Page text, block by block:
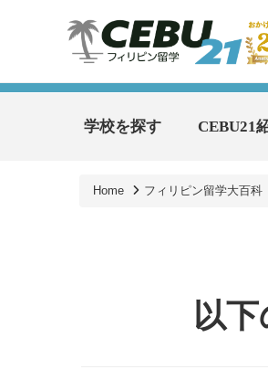
学校を探す CEBU21
Home フィリピン留学大百科
以